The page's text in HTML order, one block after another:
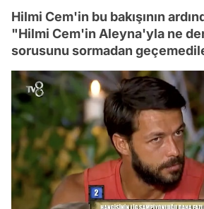
Hilmi Cem'in bu bakışının
"Hilmi Cem'in Aleyna'yla ne
sorusunu sormadan